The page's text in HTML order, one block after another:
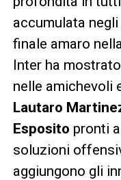
accumulata
finale amaro
Inter ha
nelle amichevoli
Lautaro
Esposito pronti
soluzioni
aggiungono gli